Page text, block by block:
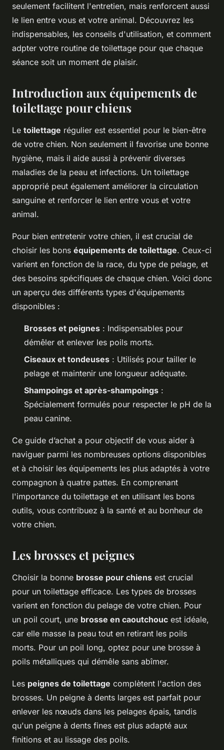
seulement facilitent l'entretien, mais renforcent aussi
le lien entre vous et votre animal. Découvrez les
indispensables, les conseils d'utilisation, et comment
adpter votre routine de toilettage pour que chaque
séance soit un moment de plaisir.
Introduction aux équipements de
toilettage pour chiens
Le toilettage régulier est essentiel pour le bien-être
de votre chien. Non seulement il favorise une bonne
hygiène, mais il aide aussi à prévenir diverses
maladies de la peau et infections. Un toilettage
approprié peut également améliorer la circulation
sanguine et renforcer le lien entre vous et votre
animal.
Pour bien entretenir votre chien, il est crucial de
choisir les bons équipements de toilettage. Ceux-ci
varient en fonction de la race, du type de pelage, et
des besoins spécifiques de chaque chien. Voici donc
un aperçu des différents types d'équipements
disponibles :
Brosses et peignes : Indispensables pour
démêler et enlever les poils morts.
Ciseaux et tondeuses : Utilisés pour tailler le
pelage et maintenir une longueur adéquate.
Shampoings et après-shampoings :
Spécialement formulés pour respecter le pH de la
peau canine.
Ce guide d’achat a pour objectif de vous aider à
naviguer parmi les nombreuses options disponibles
et à choisir les équipements les plus adaptés à votre
compagnon à quatre pattes. En comprenant
l'importance du toilettage et en utilisant les bons
outils, vous contribuez à la santé et au bonheur de
votre chien.
Les brosses et peignes
Choisir la bonne brosse pour chiens est crucial
pour un toilettage efficace. Les types de brosses
varient en fonction du pelage de votre chien. Pour
un poil court, une brosse en caoutchouc est idéale,
car elle masse la peau tout en retirant les poils
morts. Pour un poil long, optez pour une brosse à
poils métalliques qui démêle sans abîmer.
Les peignes de toilettage complètent l'action des
brosses. Un peigne à dents larges est parfait pour
enlever les nœuds dans les pelages épais, tandis
qu'un peigne à dents fines est plus adapté aux
finitions et au lissage des poils.